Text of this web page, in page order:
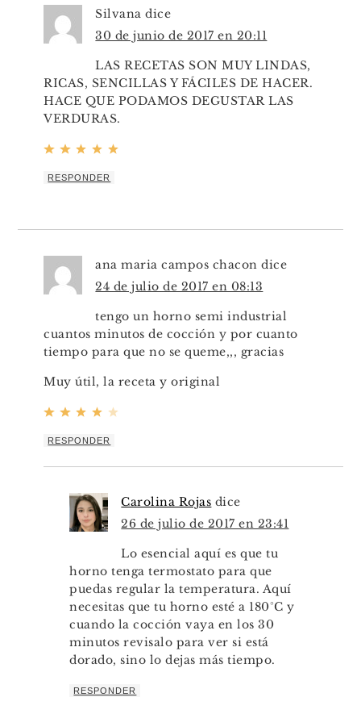
Silvana dice
30 de junio de 2017 en 20:11
LAS RECETAS SON MUY LINDAS,
RICAS, SENCILLAS Y FÁCILES DE HACER.
HACE QUE PODAMOS DEGUSTAR LAS
VERDURAS.
RESPONDER
ana maria campos chacon dice
24 de julio de 2017 en 08:13
tengo un horno semi industrial
cuantos minutos de cocción y por cuanto
tiempo para que no se queme,,, gracias
Muy útil, la receta y original
RESPONDER
Carolina Rojas dice
26 de julio de 2017 en 23:41
Lo esencial aquí es que tu
horno tenga termostato para que
puedas regular la temperatura. Aquí
necesitas que tu horno esté a 180°C y
cuando la cocción vaya en los 30
minutos revisalo para ver si está
dorado, sino lo dejas más tiempo.
RESPONDER